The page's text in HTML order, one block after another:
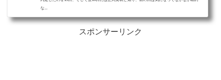
な...
スポンサーリンク